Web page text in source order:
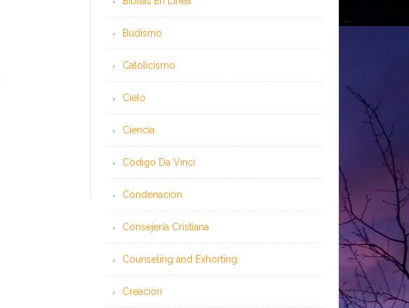
Budismo
Catolicismo
Cielo
Ciencia
Código Da Vinci
Condenación
Consejería Cristiana
Counseling and Exhorting
Creación